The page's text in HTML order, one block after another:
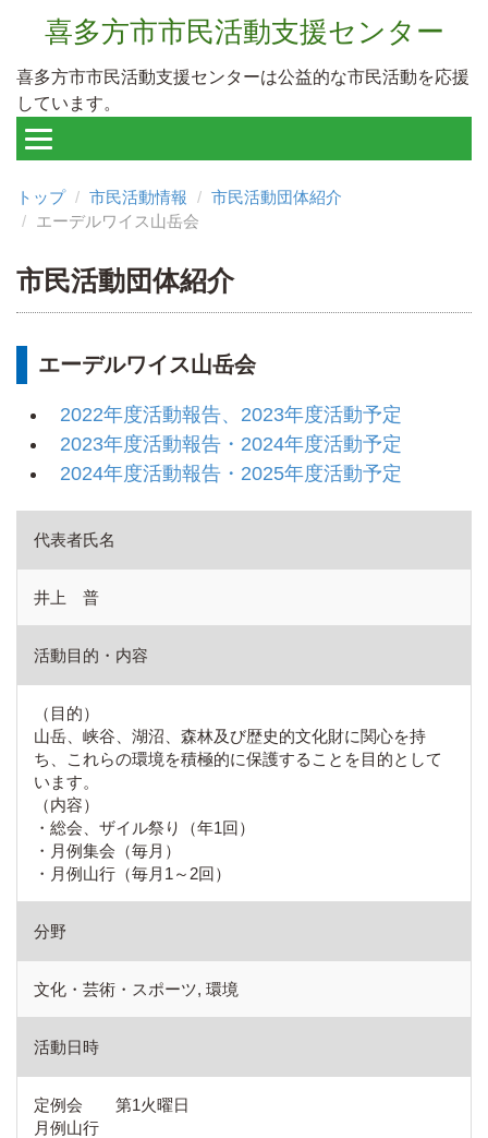
喜多方市市民活動支援センター
喜多方市市民活動支援センターは公益的な市民活動を応援
しています。
トップ 市民活動情報
市民活動団体紹介
エーデルワイス山岳会
市民活動団体紹介
エーデルワイス山岳会
2022年度活動報告、2023年度活動予定
2023年度活動報告・2024年度活動予定
2024年度活動報告・2025年度活動予定
代表者氏名
井上 普
活動目的・内容
（目的）
山岳、峡谷、湖沼、森林及び歴史的文化財に関心を持
ち、これらの環境を積極的に保護することを目的として
います。
（内容）
・総会、ザイル祭り（年1回）
・月例集会（毎月）
・月例山行（毎月1～2回）
分野
文化・芸術・スポーツ, 環境
活動日時
定例会 第1火曜日
月例山行